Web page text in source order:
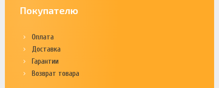
Покупателю
Оплата
Доставка
Гарантии
Возврат товара